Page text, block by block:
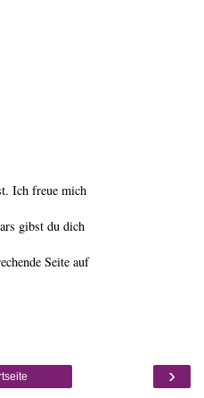
Ich freue mich
gibst du dich
Seite auf
›